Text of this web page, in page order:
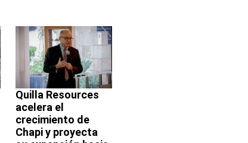
Quilla Resources
acelera el
crecimiento de
Chapi y proyecta